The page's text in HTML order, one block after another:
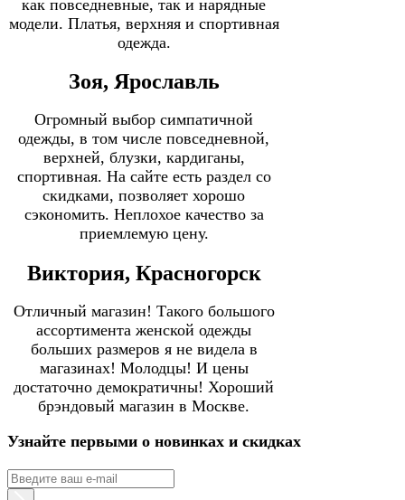
как повседневные, так и нарядные
модели. Платья, верхняя и спортивная
одежда.
Зоя, Ярославль
Огромный выбор симпатичной
одежды, в том числе повседневной,
верхней, блузки, кардиганы,
спортивная. На сайте есть раздел со
скидками, позволяет хорошо
сэкономить. Неплохое качество за
приемлемую цену.
Виктория, Красногорск
Отличный магазин! Такого большого
ассортимента женской одежды
больших размеров я не видела в
магазинах! Молодцы! И цены
достаточно демократичны! Хороший
брэндовый магазин в Москве.
Узнайте первыми о новинках и скидках